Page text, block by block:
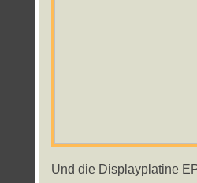
Und die Displayplatine